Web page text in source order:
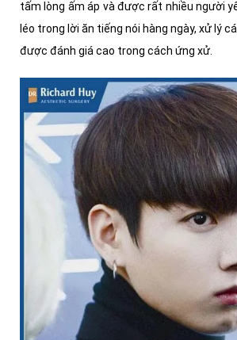
tấm lòng ấm áp và được rất nhiều người
léo trong lời ăn tiếng nói hàng ngày, xử lý
được đánh giá cao trong cách ứng xử.